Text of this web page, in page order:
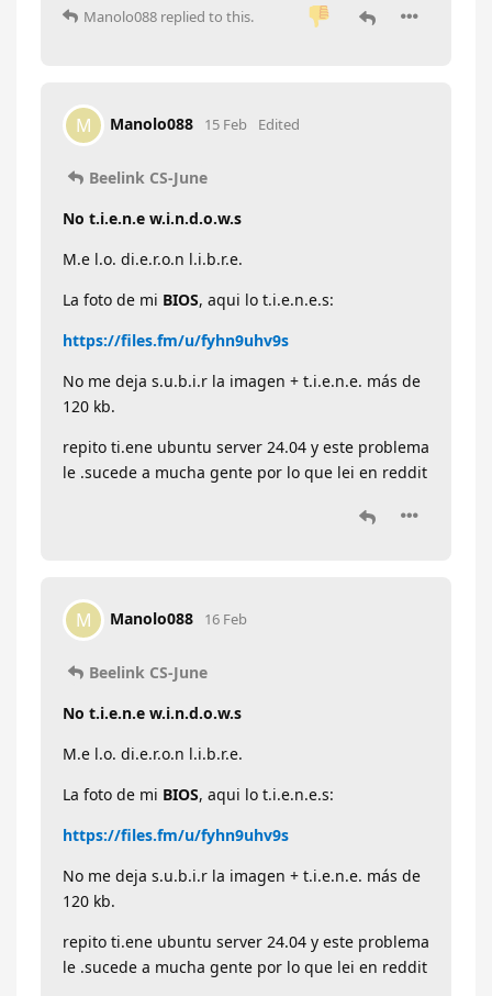
Manolo088 replied to this.
M Manolo088 15 Feb Edited
Beelink CS-June
No t.i.e.n.e w.i.n.d.o.w.s
M.e l.o. di.e.r.o.n l.i.b.r.e.
La foto de mi BIOS, aqui lo t.i.e.n.e.s:
https://files.fm/u/fyhn9uhv9s
No me deja s.u.b.i.r la imagen + t.i.e.n.e. más de
120 kb.
repito ti.ene ubuntu server 24.04 y este problema
le .sucede a mucha gente por lo que lei en reddit
M Manolo088 16 Feb
Beelink CS-June
No t.i.e.n.e w.i.n.d.o.w.s
M.e l.o. di.e.r.o.n l.i.b.r.e.
La foto de mi BIOS, aqui lo t.i.e.n.e.s:
https://files.fm/u/fyhn9uhv9s
No me deja s.u.b.i.r la imagen + t.i.e.n.e. más de
120 kb.
repito ti.ene ubuntu server 24.04 y este problema
le .sucede a mucha gente por lo que lei en reddit